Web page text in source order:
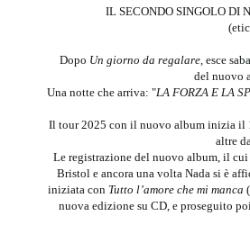
IL SECONDO SINGOLO DI
Dopo Un giorno da regalare, esce
del nuovo
Una notte che arriva: "LA FORZA E LA
Il tour 2025 con il nuovo album inizia il
altre
Le registrazione del nuovo album, il
Bristol e ancora una volta Nada si è
iniziata con Tutto l’amore che mi manca
nuova edizione su CD, e proseguito